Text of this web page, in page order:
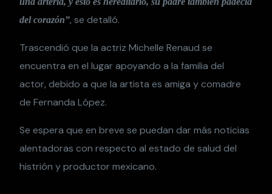
del corazón”, se detalló.
Trascendió que la actriz Michelle Renaud se
encuentra en el lugar apoyando a la familia del
actor, debido a que la artista es amiga y comadre
de Fernanda López.
Se espera que en breve se puedan dar más noticias
alentadoras con respecto al estado de salud del
histrión y productor mexicano.